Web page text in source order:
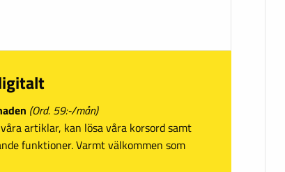
(Ord. 59:-/mån)
artiklar, kan lösa våra korsord samt
funktioner. Varmt välkommen som